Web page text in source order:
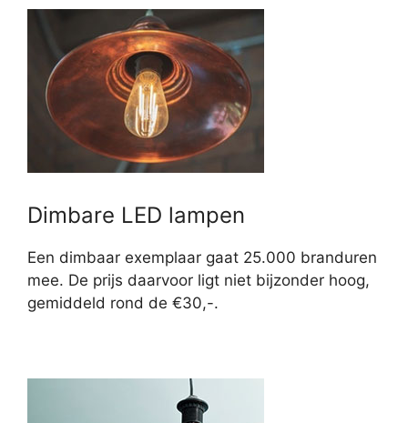
Dimbare LED lampen
Een dimbaar exemplaar gaat 25.000 branduren
mee. De prijs daarvoor ligt niet bijzonder hoog,
gemiddeld rond de €30,-.